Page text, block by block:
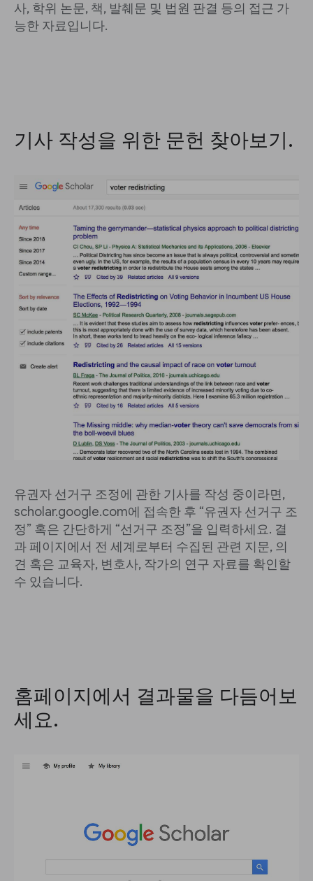
사, 학위 논문, 책, 발췌문 및 법원 판결 등의 접근 가
능한 자료입니다.
기사 작성을 위한 문헌 찾아보기.
유권자 선거구 조정에 관한 기사를 작성 중이라면,
scholar.google.com에 접속한 후 “유권자 선거구 조
정” 혹은 간단하게 “선거구 조정”을 입력하세요. 결
과 페이지에서 전 세계로부터 수집된 관련 지문, 의
견 혹은 교육자, 변호사, 작가의 연구 자료를 확인할
수 있습니다.
홈페이지에서 결과물을 다듬어보
세요.